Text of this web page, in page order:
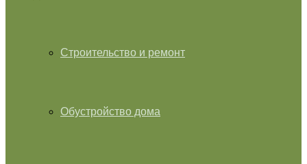
Строительство и ремонт
Обустройство дома